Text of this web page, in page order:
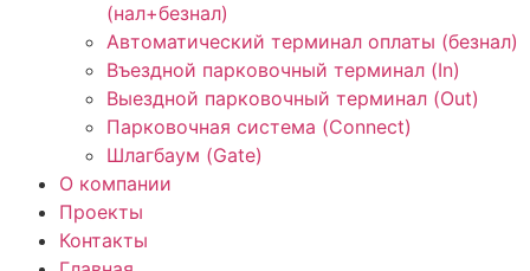
(нал+безнал)
Автоматический терминал оплаты (безнал)
Въездной парковочный терминал (In)
Выездной парковочный терминал (Out)
Парковочная система (Connect)
Шлагбаум (Gate)
О компании
Проекты
Контакты